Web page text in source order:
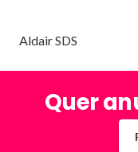
Aldair SDS
Quer